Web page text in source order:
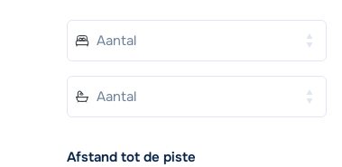
Afstand tot de piste